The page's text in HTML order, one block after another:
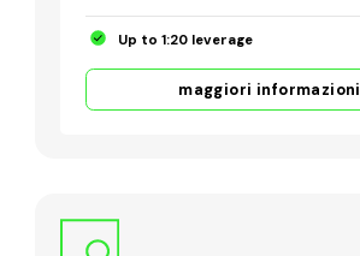
Up to 1:20 leverage
maggiori informazioni